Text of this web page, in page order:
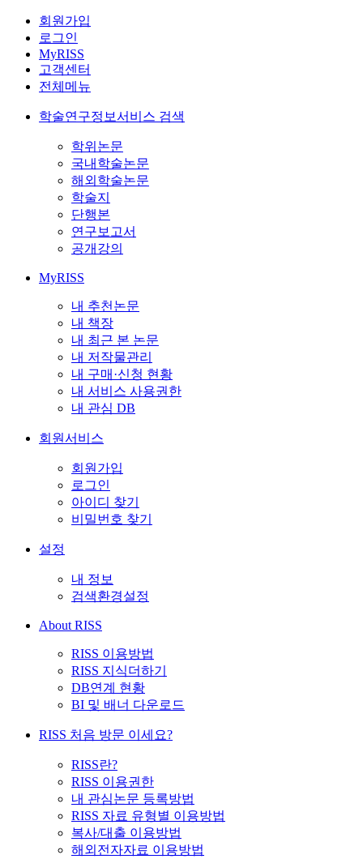
회원가입
로그인
MyRISS
고객센터
전체메뉴
학술연구정보서비스 검색
학위논문
국내학술논문
해외학술논문
학술지
단행본
연구보고서
공개강의
MyRISS
내 추천논문
내 책장
내 최근 본 논문
내 저작물관리
내 구매·신청 현황
내 서비스 사용권한
내 관심 DB
회원서비스
회원가입
로그인
아이디 찾기
비밀번호 찾기
설정
내 정보
검색환경설정
About RISS
RISS 이용방법
RISS 지식더하기
DB연계 현황
BI 및 배너 다운로드
RISS 처음 방문 이세요?
RISS란?
RISS 이용권한
내 관심논문 등록방법
RISS 자료 유형별 이용방법
복사/대출 이용방법
해외전자자료 이용방법